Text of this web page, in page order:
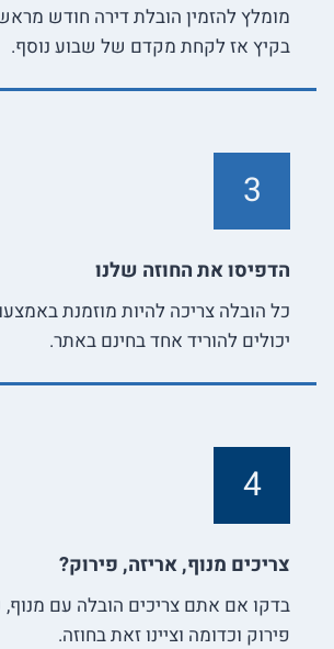
מומלץ להזמין הובלת דירה חודש
בקיץ אז לקחת מקדם של שבוע נוסף.
3
הדפיסו את החוזה שלנו
כל הובלה צריכה להיות מוזמנת
יכולים להוריד אחד בחינם באתר.
4
צריכים מנוף, אריזה, פירוק?
בדקו אם אתם צריכים הובלה עם מנוף,
פירוק וכדומה וציינו זאת בחוזה.